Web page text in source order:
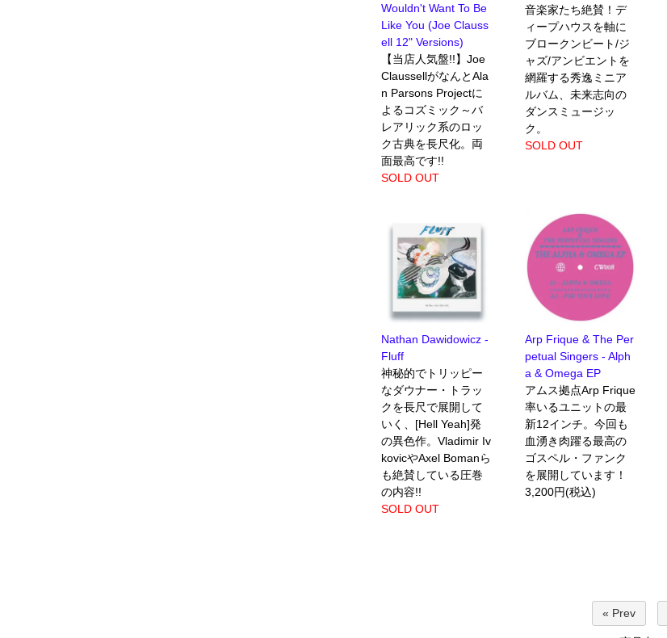
Wouldn't Want To Be
Like You (Joe Clauss
ell 12" Versions)
【当店人気盤!!】Joe
ClaussellがなんとAla
n Parsons Projectに
よるコズミック～バ
レアリック系のロッ
ク古典を長尺化。両
面最高です!!
SOLD OUT
音楽家たち絶賛！デ
ィープハウスを軸に
ブロークンビート/ジ
ャズ/アンビエントを
網羅する秀逸ミニア
ルバム、未来志向の
ダンスミュージッ
ク。
SOLD OUT
Nathan Dawidowicz -
Fluff
神秘的でトリッピー
なダウナー・トラッ
クを長尺で展開して
いく、[Hell Yeah]発
の異色作。Vladimir Iv
kovicやAxel Bomanら
も絶賛している圧巻
の内容!!
SOLD OUT
Arp Frique & The Per
petual Singers - Alph
a & Omega EP
アムス拠点Arp Frique
率いるユニットの最
新12インチ。今回も
血湧き肉躍る最高の
ゴスペル・ファンク
を展開しています！
3,200円(税込)
« Prev